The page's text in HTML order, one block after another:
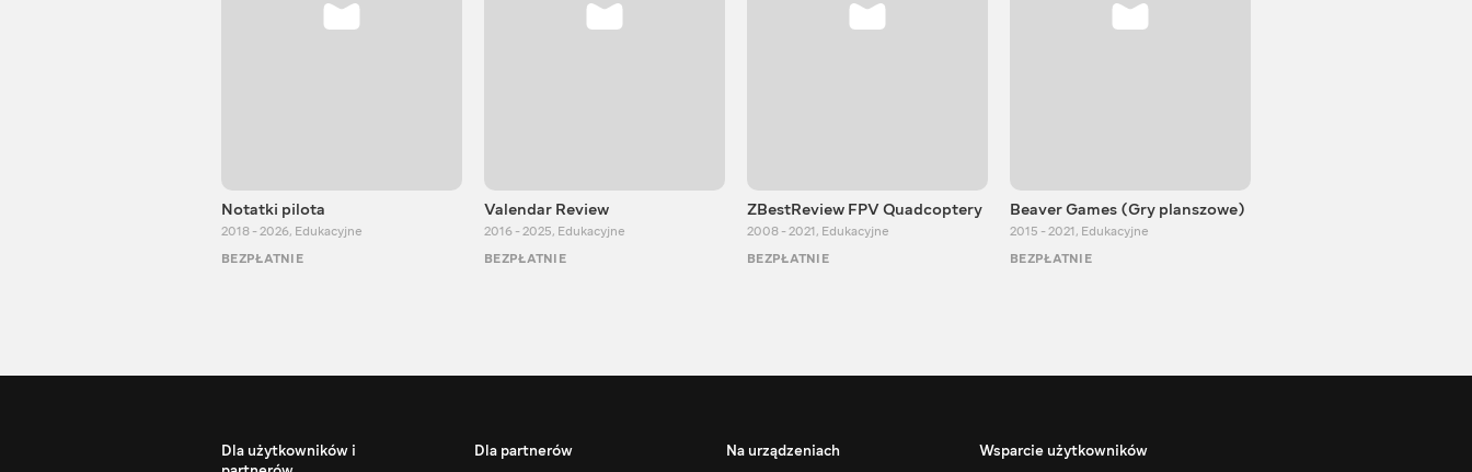
Notatki pilota
2018 - 2026, Edukacyjne
BEZPŁATNIE
Valendar Review
2016 - 2025, Edukacyjne
BEZPŁATNIE
ZBestReview FPV Quadcoptery
2008 - 2021, Edukacyjne
BEZPŁATNIE
Beaver Games (Gry planszowe)
2015 - 2021, Edukacyjne
BEZPŁATNIE
Dla użytkowników i
Dla partnerów Na urządzeniach Wsparcie użytkowników